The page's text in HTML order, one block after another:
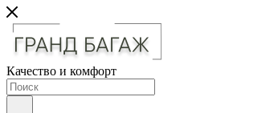
Качество и комфорт